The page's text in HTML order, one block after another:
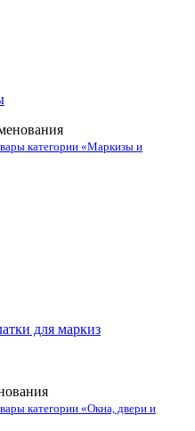
категории «Маркизы и
для маркиз
категории «Окна, двери и